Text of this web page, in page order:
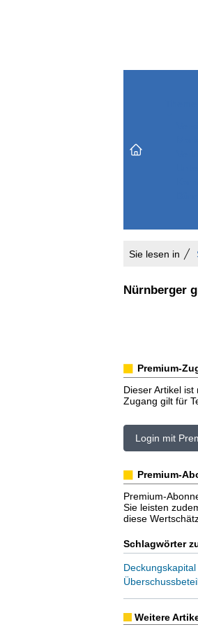
Sie lesen in
Nürnberger
Premium-
Dieser Artikel
Zugang gilt für
Login mit
Premium-
Premium-
Sie leisten
diese
Schlagwörter
Deckungskapital
Weitere